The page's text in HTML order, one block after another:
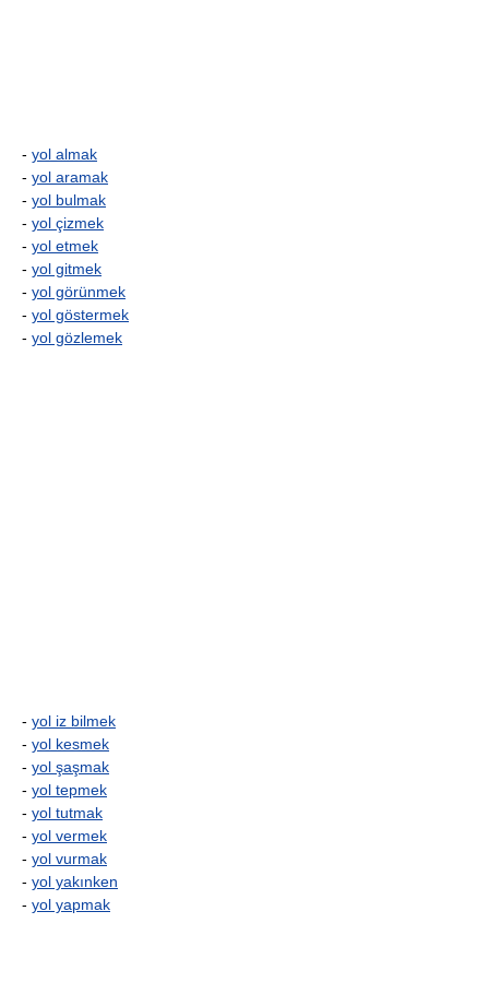
- yol almak
- yol aramak
- yol bulmak
- yol çizmek
- yol etmek
- yol gitmek
- yol görünmek
- yol göstermek
- yol gözlemek
- yol iz bilmek
- yol kesmek
- yol şaşmak
- yol tepmek
- yol tutmak
- yol vermek
- yol vurmak
- yol yakınken
- yol yapmak